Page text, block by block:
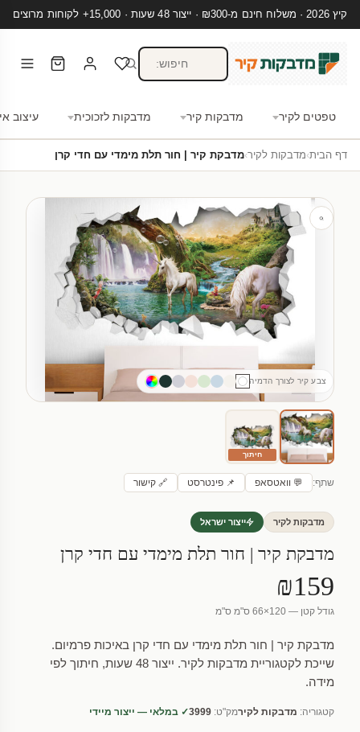
קיץ 2026 · משלוח חינם מ-₪300 · ייצור 48 שעות · 15,000+ לקוחות מרוצים
טפטים לקיר מדבקות קיר מדבקות לזכוכית עיצוב
דף הבית›מדבקות לקיר›מדבקת קיר | חור תלת מימדי עם חדי קרן
צבע קיר לצורך הדמיה
חיתוך
שתף: 💬 וואטסאפ 📌 פינטרסט 🔗 קישור
מדבקות לקיר ייצור ישראל
מדבקת קיר | חור תלת מימדי עם חדי קרן
₪159
גודל קטן — 120×66 ס"מ ס"מ
מדבקת קיר | חור תלת מימדי עם חדי קרן באיכות פרמיום.
שייכת לקטגוריית מדבקות לקיר. ייצור 48 שעות, חיתוך לפי
מידה.
קטגוריה: מדבקות לקירמק"ט: 3999✓ במלאי — ייצור מיידי